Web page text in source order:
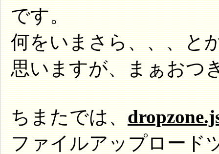
です。
何をいまさら、、、と
思いますが、まぁおつ
ちまたでは、
ファイルアップロード